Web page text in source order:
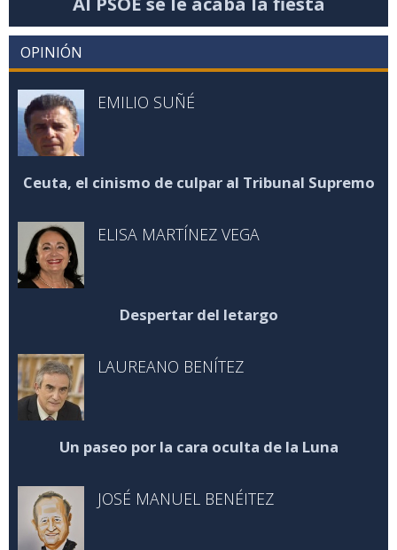
OPINIÓN
EMILIO SUÑÉ
Ceuta, el cinismo de culpar al Tribunal Supremo
ELISA MARTÍNEZ VEGA
Despertar del letargo
LAUREANO BENÍTEZ
Un paseo por la cara oculta de la Luna
JOSÉ MANUEL BENÉITEZ